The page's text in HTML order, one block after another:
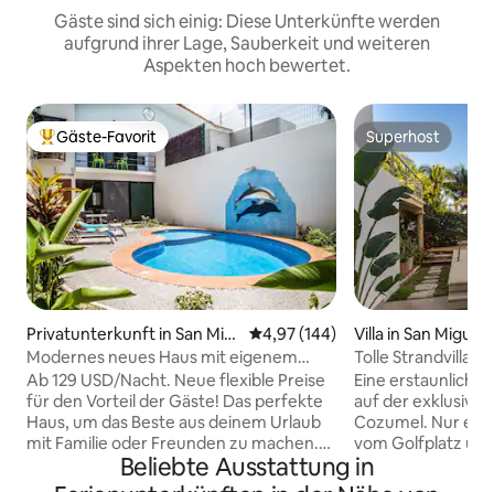
Gäste sind sich einig: Diese Unterkünfte werden
aufgrund ihrer Lage, Sauberkeit und weiteren
Aspekten hoch bewertet.
Beliebter Gäste-Favorit.
Gäste-Favorit
Privatunterkunft in San Mig
uel de Cozumel
Durchschnittliche Bewertung:
4,97 (144)
Modernes neues Haus mit eigenem
Pool. Triskel Delfin
Ab 129 USD/Nacht. Neue flexible Preise
für den Vorteil der Gäste! Das perfekte
Haus, um das Beste aus deinem Urlaub
mit Familie oder Freunden zu machen.
Komm und genieße dieses fantastische
Haus mit privatem Pool, Garten und Grill.
Superhost
Superhost
Villa in San Miguel
el
Tolle Strandvilla
Eine erstaunliche
auf der
Cozumel. Nur
vom Golfplatz und eine 5-
Autofahrt von
Direkt am
Beliebte Ausstattung in